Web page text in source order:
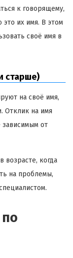
к говорящему,
это их имя. В этом
своё имя в
старше)
на своё имя,
Отклик на имя
зависимым от
возрасте, когда
на проблемы,